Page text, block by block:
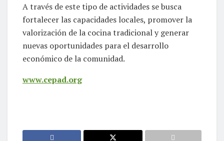
A través de este tipo de actividades se busca
fortalecer las capacidades locales, promover la
valorización de la cocina tradicional y generar
nuevas oportunidades para el desarrollo
económico de la comunidad.
www.cepad.org